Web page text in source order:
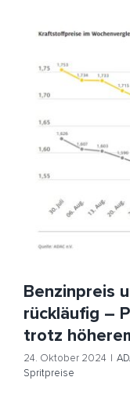
Benzinpreis und
Benzinpreis
rückläufig –
trotz
24. Oktober 2024 |
Spritpreise